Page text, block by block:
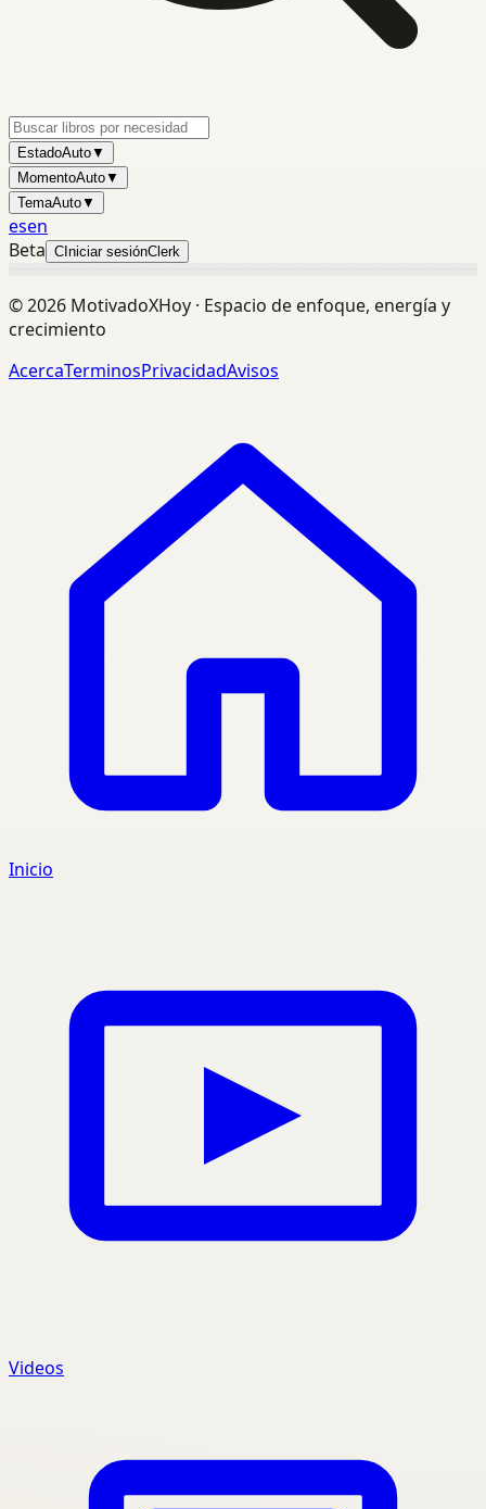
EstadoAuto▼
MomentoAuto▼
TemaAuto▼
esen
Beta C Iniciar sesiónClerk
©2026 MotivadoXHoy · Espacio de enfoque, energía y
crecimiento
AcercaTerminosPrivacidadAvisos
Inicio
Videos